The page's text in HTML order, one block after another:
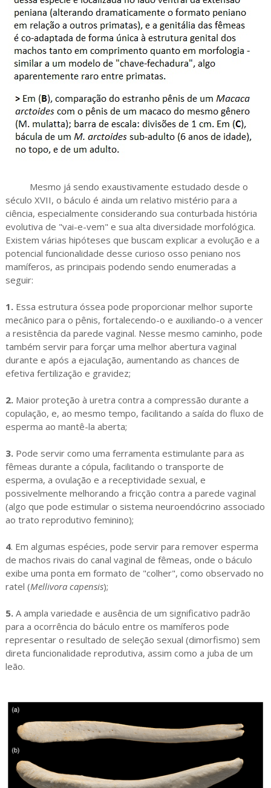
Mesmo já sendo exaustivamente estudado desde o
século XVII, o báculo é ainda um relativo mistério para a
ciência, especialmente considerando sua conturbada história
evolutiva de "vai-e-vem" e sua alta diversidade morfológica.
Existem várias hipóteses que buscam explicar a evolução e a
potencial funcionalidade desse curioso osso peniano nos
mamíferos, as principais podendo sendo enumeradas a
seguir:
1.Essa estrutura óssea pode proporcionar melhor suporte
mecânico para o pênis, fortalecendo-o e auxiliando-o a vencer
a resistência da parede vaginal. Nesse mesmo caminho, pode
também servir para forçar uma melhor abertura vaginal
durante e após a ejaculação, aumentando as chances de
efetiva fertilização e gravidez;
2.Maior proteção à uretra contra a compressão durante a
copulação, e, ao mesmo tempo, facilitando a saída do fluxo de
esperma ao mantê-la aberta;
3.Pode servir como uma ferramenta estimulante para as
fêmeas durante a cópula, facilitando o transporte de
esperma, a ovulação e a receptividade sexual, e
possivelmente melhorando a fricção contra a parede vaginal
(algo que pode estimular o sistema neuroendócrino associado
ao trato reprodutivo feminino);
4. Em algumas espécies, pode servir para remover esperma
de machos rivais do canal vaginal de fêmeas, onde o báculo
exibe uma ponta em formato de "colher", como observado no
ratel (Mellivora capensis);
5. A ampla variedade e ausência de um significativo padrão
para a ocorrência do báculo entre os mamíferos pode
representar o resultado de seleção sexual (dimorfismo) sem
direta funcionalidade reprodutiva, assim como a juba de um
leão.